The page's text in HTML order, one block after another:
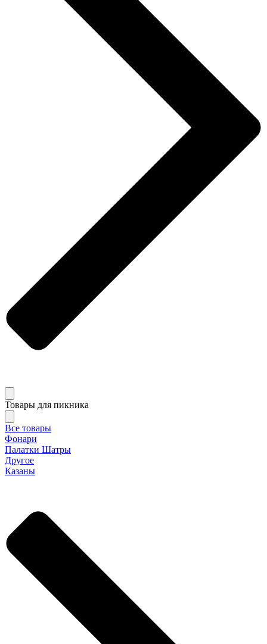
Товары для пикника
Все товары
Фонари
Палатки Шатры
Другое
Казаны